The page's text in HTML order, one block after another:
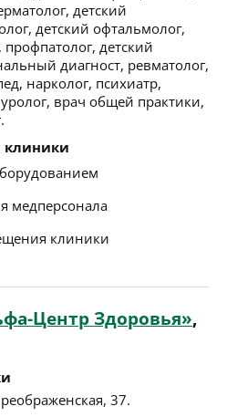
детский
детский офтальмолог,
профпатолог, детский
диагност, ревматолог,
нарколог, психиатр,
врач общей практики,
клиники
медперсонала
клиники
Центр Здоровья»,
37.